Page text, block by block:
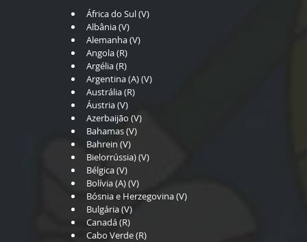
África do Sul (V)
Albânia (V)
Alemanha (V)
Angola (R)
Argélia (R)
Argentina (A) (V)
Austrália (R)
Áustria (V)
Azerbaijão (V)
Bahamas (V)
Bahrein (V)
Bielorrússia) (V)
Bélgica (V)
Bolívia (A) (V)
Bósnia e Herzegovina (V)
Bulgária (V)
Canadá (R)
Cabo Verde (R)